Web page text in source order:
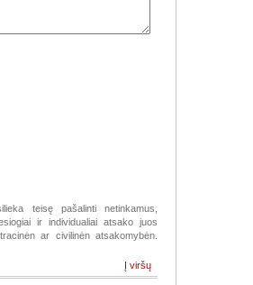
teisę pašalinti netinkamus,
ir individualiai atsako juos
ar civilinėn atsakomybėn.
Į viršų